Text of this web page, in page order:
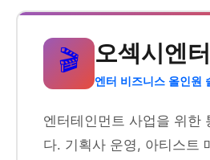
🎬 오섹시엔
엔터 비즈니스 올인원
엔터테인먼트 사업을 위한
다. 기획사 운영, 아티스트